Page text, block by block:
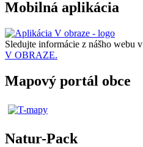
Mobilná aplikácia
Sledujte informácie z nášho webu v
V OBRAZE.
Mapový portál obce
Natur-Pack